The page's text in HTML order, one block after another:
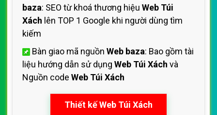
baza: SEO từ khoá thương hiệu Web Túi
Xách lên TOP 1 Google khi người dùng tìm
kiếm
Bàn giao mã nguồn Web baza: Bao gồm tài
liệu hướng dẫn sử dụng Web Túi Xách và
Nguồn code Web Túi Xách
Thiết kế Web Túi Xách